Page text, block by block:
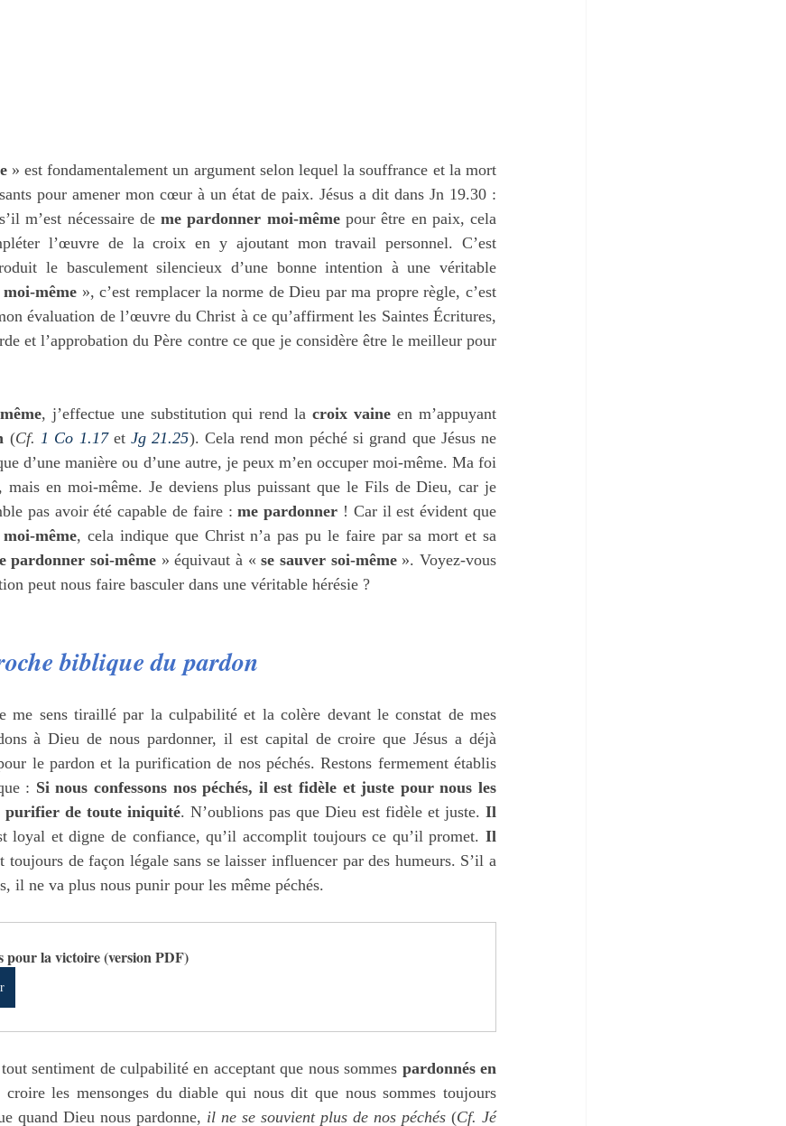
» est fondamentalement un argument selon lequel la souffrance et la mort
m’est nécessaire de me pardonner moi-même pour être en paix, cela
l’œuvre de la croix en y ajoutant mon travail personnel. C’est
le basculement silencieux d’une bonne intention à une véritable
même », c’est remplacer la norme de Dieu par ma propre règle, c’est
évaluation de l’œuvre du Christ à ce qu’affirment les Saintes Écritures,
et l’approbation du Père contre ce que je considère être le meilleur pour
, j’effectue une substitution qui rend la croix vaine en m’appuyant
(Cf. 1 Co 1.17 et Jg 21.25). Cela rend mon péché si grand que Jésus ne
d’une manière ou d’une autre, je peux m’en occuper moi-même. Ma foi
mais en moi-même. Je deviens plus puissant que le Fils de Dieu, car je
pas avoir été capable de faire : me pardonner ! Car il est évident que
même, cela indique que Christ n’a pas pu le faire par sa mort et sa
pardonner soi-même » équivaut à « se sauver soi-même ». Voyez-vous
peut nous faire basculer dans une véritable hérésie ?
biblique du pardon
me sens tiraillé par la culpabilité et la colère devant le constat de mes
à Dieu de nous pardonner, il est capital de croire que Jésus a déjà
le pardon et la purification de nos péchés. Restons fermement établis
: Si nous confessons nos péchés, il est fidèle et juste pour nous les
purifier de toute iniquité. N’oublions pas que Dieu est fidèle et juste. Il
loyal et digne de confiance, qu’il accomplit toujours ce qu’il promet. Il
de façon légale sans se laisser influencer par des humeurs. S’il a
il ne va plus nous punir pour les même péchés.
pour la victoire (version PDF)
sentiment de culpabilité en acceptant que nous sommes pardonnés en
les mensonges du diable qui nous dit que nous sommes toujours
quand Dieu nous pardonne, il ne se souvient plus de nos péchés (Cf. Jé